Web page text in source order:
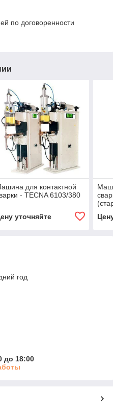
по договоренности
для контактной
- TECNA 6103/380
уточняйте
год
до 18:00